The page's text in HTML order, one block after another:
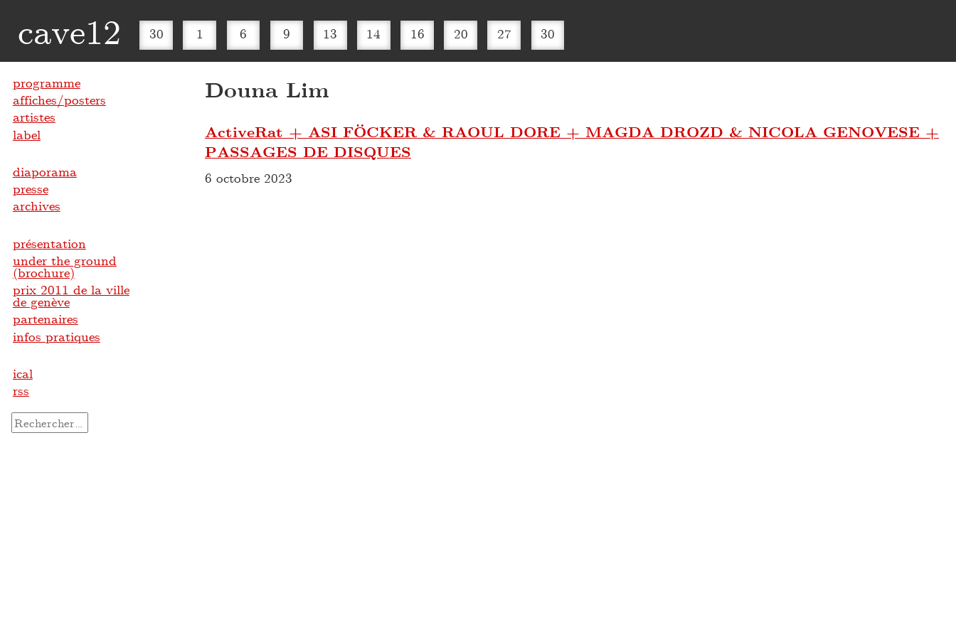
cave12 30 1 6 9 13 14 16 20 27 30
Douna Lim
ActiveRat + ASI FÖCKER & RAOUL DORE + MAGDA DROZD & NICOLA GENOVESE +
PASSAGES DE DISQUES
6 octobre 2023
programme
affiches/posters
artistes
label
diaporama
presse
archives
présentation
under the ground
(brochure)
prix 2011 de la ville
de genève
partenaires
infos pratiques
ical
rss
Rechercher :